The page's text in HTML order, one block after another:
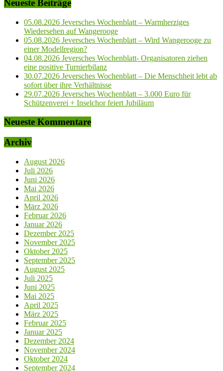
Neueste Beiträge
05.08.2026 Jeversches Wochenblatt – Warmherziges
Wiedersehen auf Wangerooge
05.08.2026 Jeversches Wochenblatt – Wird Wangerooge zu
einer Modellregion?
04.08.2026 Jeversches Wochenblatt- Organisatoren ziehen
eine positive Turnierbilanz
30.07.2026 Jeversches Wochenblatt – Die Menschheit lebt ab
sofort über ihre Verhältnisse
29.07.2026 Jeversches Wochenblatt – 3.000 Euro für
Schützenverei + Inselchor feiert Jubiläum
Neueste Kommentare
Archiv
August 2026
Juli 2026
Juni 2026
Mai 2026
April 2026
März 2026
Februar 2026
Januar 2026
Dezember 2025
November 2025
Oktober 2025
September 2025
August 2025
Juli 2025
Juni 2025
Mai 2025
April 2025
März 2025
Februar 2025
Januar 2025
Dezember 2024
November 2024
Oktober 2024
September 2024